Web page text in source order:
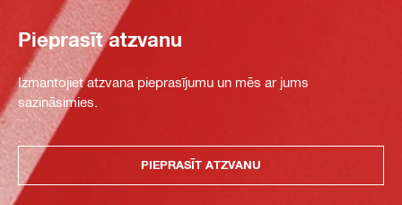
Pieprasīt atzvanu
Izmantojiet atzvana pieprasījumu un mēs ar jums
sazināsimies.
PIEPRASĪT ATZVANU